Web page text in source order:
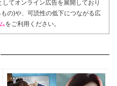
てオンライン広告を展開しており
の)や、可読性の低下につながる広
をご利用ください。